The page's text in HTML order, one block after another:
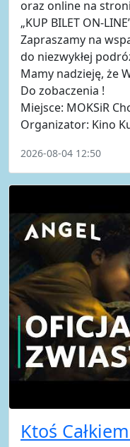
oraz online na
„KUP BILET ON-
Zapraszamy na
do niezwykłej
Mamy nadzieję, że
Do zobaczenia !
Miejsce: MOKSiR
Organizator: Kino
2026-08-04 12:50
Ktoś